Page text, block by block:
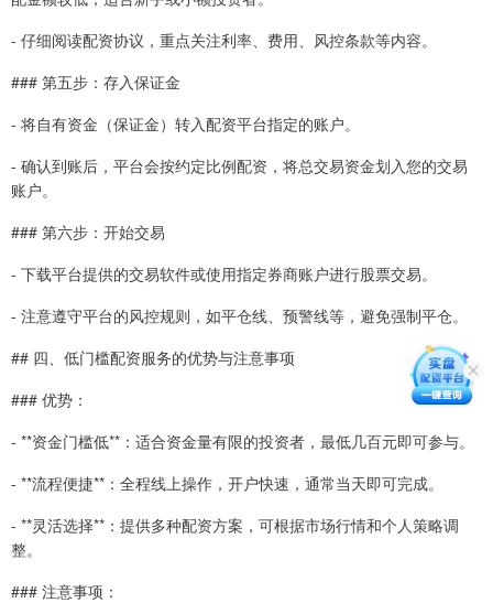
- 仔细阅读配资协议，重点关注利率、费用、风控条款等内容。
### 第五步：存入保证金
- 将自有资金（保证金）转入配资平台指定的账户。
- 确认到账后，平台会按约定比例配资，将总交易资金划入您的交易
账户。
### 第六步：开始交易
- 下载平台提供的交易软件或使用指定券商账户进行股票交易。
- 注意遵守平台的风控规则，如平仓线、预警线等，避免强制平仓。
## 四、低门槛配资服务的优势与注意事项
### 优势：
- **资金门槛低**：适合资金量有限的投资者，最低几百元即可参与。
- **流程便捷**：全程线上操作，开户快速，通常当天即可完成。
- **灵活选择**：提供多种配资方案，可根据市场行情和个人策略调
整。
### 注意事项：